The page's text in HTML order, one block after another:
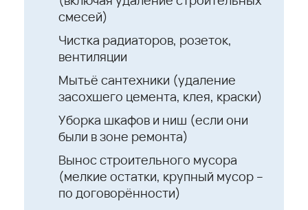
смесей)
Чистка радиаторов, розеток,
вентиляции
Мытьё сантехники (удаление
засохшего цемента, клея, краски)
Уборка шкафов и ниш (если они
были в зоне ремонта)
Вынос строительного мусора
(мелкие остатки, крупный мусор –
по договорённости)